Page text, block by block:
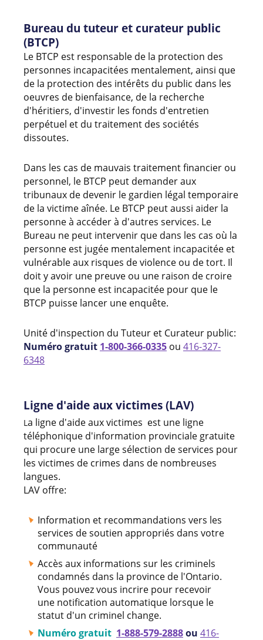
Bureau du tuteur et curateur public
(BTCP)
Le BTCP est responsable de la protection des
personnes incapacitées mentalement, ainsi que
de la protection des intérêts du public dans les
oeuvres de bienfaisance, de la recherche
d'héritiers, d'investir les fonds d'entretien
perpétuel et du traitement des sociétés
dissoutes.
Dans les cas de mauvais traitement financier ou
personnel, le BTCP peut demander aux
tribunaux de devenir le gardien légal temporaire
de la victime aînée. Le BTCP peut aussi aider la
personne à accéder à d'autres services. Le
Bureau ne peut intervenir que dans les cas où la
personne est jugée mentalement incapacitée et
vulnérable aux risques de violence ou de tort. Il
doit y avoir une preuve ou une raison de croire
que la personne est incapacitée pour que le
BTCP puisse lancer une enquête.
Unité d'inspection du Tuteur et Curateur public:
Numéro gratuit 1-800-366-0335 ou 416-327-
6348
Ligne d'aide aux victimes (LAV)
La ligne d'aide aux victimes est une ligne
téléphonique d'information provinciale gratuite
qui procure une large sélection de services pour
les victimes de crimes dans de nombreuses
langues.
LAV offre:
Information et recommandations vers les
services de soutien appropriés dans votre
communauté
Accès aux informations sur les criminels
condamnés dans la province de l'Ontario.
Vous pouvez vous incrire pour recevoir
une notification automatique lorsque le
statut d'un criminel change.
Numéro gratuit 1-888-579-2888ou 416-